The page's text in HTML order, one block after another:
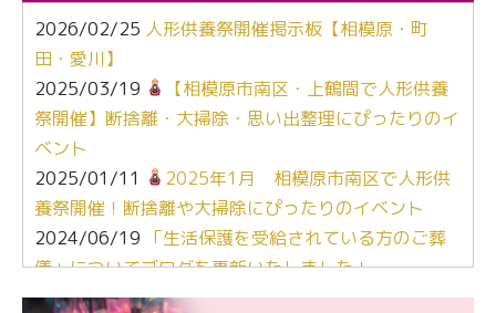
2026/02/25 人形供養祭開催掲示板【相模原・町
田・愛川】
2025/03/19
【相模原市南区・上鶴間で人形供養
祭開催】断捨離・大掃除・思い出整理にぴったりのイ
ベント
2025/01/11
2025年1月 相模原市南区で人形供
養祭開催！断捨離や大掃除にぴったりのイベント
2024/06/19 「生活保護を受給されている方のご葬
儀」についてブログを更新いたしました！
2024/03/06【終活なるほど教室】「マンガで学